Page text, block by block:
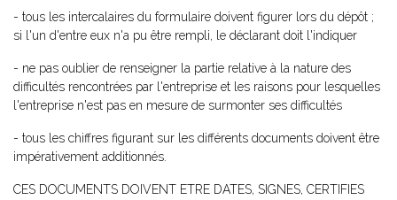
- tous les intercalaires du formulaire doivent figurer lors du dépôt ;
si l'un d'entre eux n'a pu être rempli, le déclarant doit l'indiquer
- ne pas oublier de renseigner la partie relative à la nature des
difficultés rencontrées par l'entreprise et les raisons pour lesquelles
l'entreprise n'est pas en mesure de surmonter ses difficultés
- tous les chiffres figurant sur les différents documents doivent être
impérativement additionnés.
CES DOCUMENTS DOIVENT ETRE DATES, SIGNES, CERTIFIES